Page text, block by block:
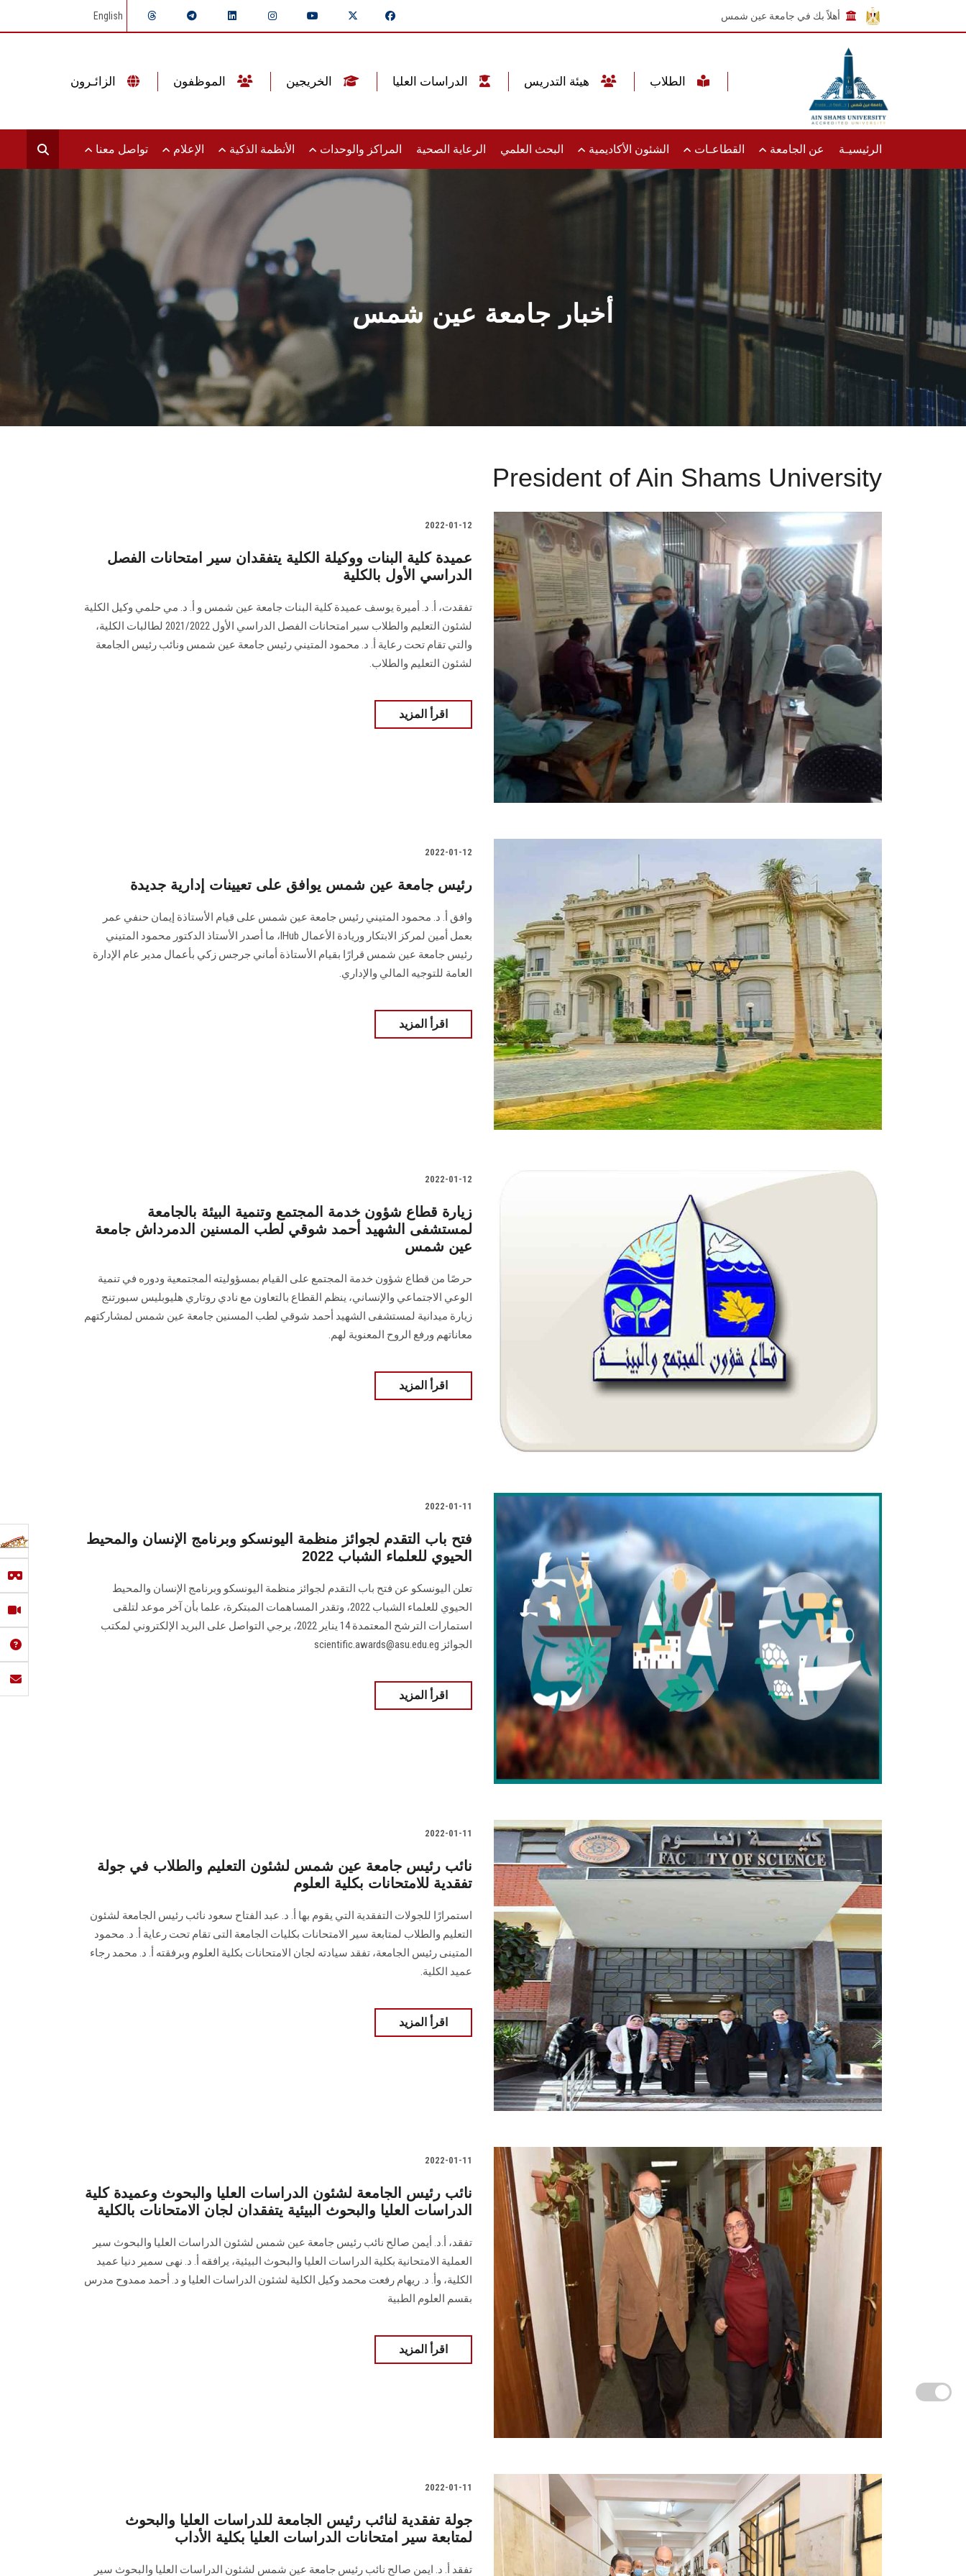
أهلاً بك في جامعة عين شمس English
الرئيسيـة عن الجامعة القطاعـات الشئون الأكاديمية البحث العلمي الرعاية الصحية المراكز والوحدات الأنظمة الذكية الإعلام تواصل معنا
أخبار جامعة عين شمس
President of Ain Shams University
2022-01-12
عميدة كلية البنات ووكيلة الكلية يتفقدان سير امتحانات الفصل
الدراسي الأول بالكلية
تفقدت، أ. د. أميرة يوسف عميدة كلية البنات جامعة عين شمس و أ. د. مي حلمي وكيل الكلية
لشئون التعليم والطلاب سير امتحانات الفصل الدراسي الأول 2021/2022 لطالبات الكلية،
والتي تقام تحت رعاية أ. د. محمود المتيني رئيس جامعة عين شمس ونائب رئيس الجامعة
لشئون التعليم والطلاب.
اقرأ المزيد
2022-01-12
رئيس جامعة عين شمس يوافق على تعيينات إدارية جديدة
وافق أ. د. محمود المتيني رئيس جامعة عين شمس على قيام الأستاذة إيمان حنفي عمر
بعمل أمين لمركز الابتكار وريادة الأعمال IHub، ما أصدر الأستاذ الدكتور محمود المتيني
رئيس جامعة عين شمس قرارًا بقيام الأستاذة أماني جرجس زكي بأعمال مدير عام الإدارة
العامة للتوجيه المالي والإداري.
اقرأ المزيد
2022-01-12
زيارة قطاع شؤون خدمة المجتمع وتنمية البيئة بالجامعة
لمستشفى الشهيد أحمد شوقي لطب المسنين الدمرداش جامعة
عين شمس
حرصًا من قطاع شؤون خدمة المجتمع على القيام بمسؤوليته المجتمعية ودوره في تنمية
الوعي الاجتماعي والإنساني، ينظم القطاع بالتعاون مع نادي روتاري هليوبليس سبورتنج
زيارة ميدانية لمستشفى الشهيد أحمد شوقي لطب المسنين جامعة عين شمس لمشاركتهم
معاناتهم ورفع الروح المعنوية لهم.
اقرأ المزيد
2022-01-11
فتح باب التقدم لجوائز منظمة اليونسكو وبرنامج الإنسان والمحيط
الحيوي للعلماء الشباب 2022
تعلن اليونسكو عن فتح باب التقدم لجوائز منظمة اليونسكو وبرنامج الإنسان والمحيط
الحيوي للعلماء الشباب 2022، وتقدر المساهمات المبتكرة، علما بأن آخر موعد لتلقى
استمارات الترشح المعتمدة 14 يناير 2022، يرجي التواصل على البريد الإلكتروني لمكتب
الجوائز scientific.awards@asu.edu.eg
اقرأ المزيد
2022-01-11
نائب رئيس جامعة عين شمس لشئون التعليم والطلاب في جولة
تفقدية للامتحانات بكلية العلوم
استمرارًا للجولات التفقدية التي يقوم بها أ. د. عبد الفتاح سعود نائب رئيس الجامعة لشئون
التعليم والطلاب لمتابعة سير الامتحانات بكليات الجامعة التى تقام تحت رعاية أ. د. محمود
المتينى رئيس الجامعة، تفقد سيادته لجان الامتحانات بكلية العلوم وبرفقته أ. د. محمد رجاء
عميد الكلية.
اقرأ المزيد
2022-01-11
نائب رئيس الجامعة لشئون الدراسات العليا والبحوث وعميدة كلية
الدراسات العليا والبحوث البيئية يتفقدان لجان الامتحانات بالكلية
تفقد، أ.د. أيمن صالح نائب رئيس جامعة عين شمس لشئون الدراسات العليا والبحوث سير
العملية الامتحانية بكلية الدراسات العليا والبحوث البيئية، يرافقه أ. د. نهى سمير دنيا عميد
الكلية، وأ. د. ريهام رفعت محمد وكيل الكلية لشئون الدراسات العليا و د. أحمد ممدوح مدرس
بقسم العلوم الطبية
اقرأ المزيد
2022-01-11
جولة تفقدية لنائب رئيس الجامعة للدراسات العليا والبحوث
لمتابعة سير امتحانات الدراسات العليا بكلية الأداب
تفقد أ. د. ايمن صالح نائب رئيس جامعة عين شمس لشئون الدراسات العليا والبحوث سير